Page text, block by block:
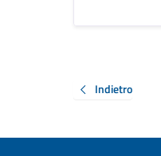
Indietro